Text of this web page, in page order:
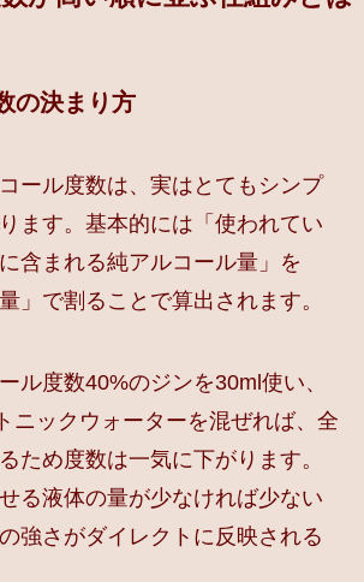
の決まり方
ール度数は、実はとてもシンプ
ます。基本的には「使われてい
含まれる純アルコール量」を
」で割ることで算出されます。
ル度数40%のジンを30ml使い、
ニックウォーターを混ぜれば、全
ため度数は一気に下がります。
る液体の量が少なければ少ない
強さがダイレクトに反映される